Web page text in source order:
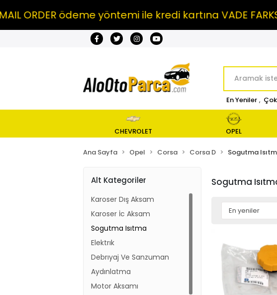
ORDER ödeme yöntemi ile kredi kartına VADE
En Yeniler ,
CHEVROLET OPEL
Ana Sayfa Opel Corsa Corsa D Sogutma
Alt Kategoriler
Karoser Dış Aksam
Karoser İc Aksam
Sogutma Isıtma
Elektrık
Debrıyaj Ve Sanzuman
Aydınlatma
Motor Aksamı
Sogutma